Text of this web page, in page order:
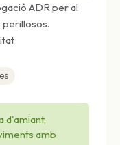
ADR per al
d'amiant,
amb